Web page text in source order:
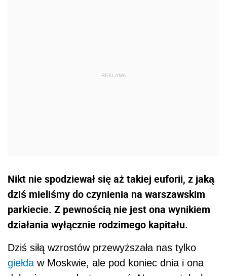
Nikt nie spodziewał się aż takiej euforii, z jaką
dziś mieliśmy do czynienia na warszawskim
parkiecie. Z pewnością nie jest ona wynikiem
działania wyłącznie rodzimego kapitału.
Dziś siłą wzrostów przewyższała nas tylko
giełda w Moskwie, ale pod koniec dnia i ona